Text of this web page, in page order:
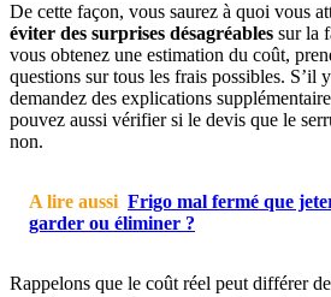
De cette façon, vous saurez à quoi vous
éviter des surprises désagréables sur la
vous obtenez une estimation du coût,
questions sur tous les frais possibles. S’il
demandez des explications
pouvez aussi vérifier si le devis que le
non.
A lire aussi Frigo mal fermé que
garder ou éliminer ?
Rappelons que le coût réel peut différer